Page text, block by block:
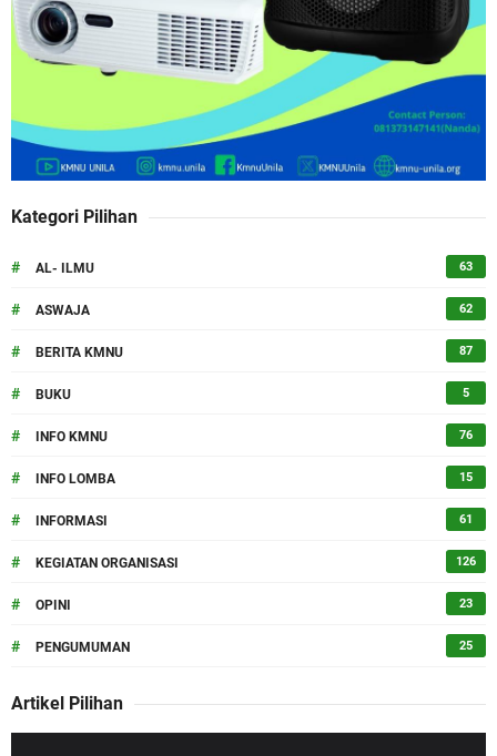
Kategori Pilihan
# AL- ILMU 63
# ASWAJA 62
# BERITA KMNU 87
# BUKU 5
# INFO KMNU 76
# INFO LOMBA 15
# INFORMASI 61
# KEGIATAN ORGANISASI 126
# OPINI 23
# PENGUMUMAN 25
Artikel Pilihan